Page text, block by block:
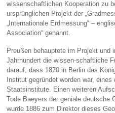
wissenschaftlichen Kooperation zu
ursprünglichen Projekt der
„Internationale Erdmessung“ –
Association“ genannt.
Preußen behauptete im Projekt und
Jahrhundert die wissen-schaftliche
darauf, dass 1870 in Berlin das
Institut gegründet worden war,
Staatsinstitute. Einen weiteren
Tode Baeyers der geniale deutsche
wurde 1886 zum Direktor dieses